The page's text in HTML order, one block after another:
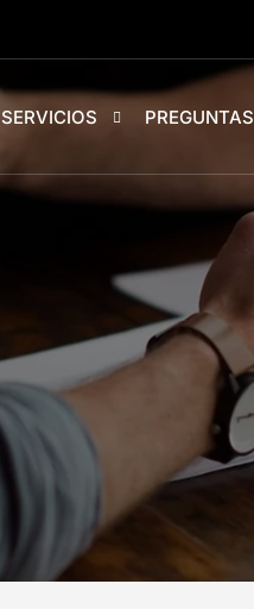
SERVICIOS
Taxi Montornes del Valles
Taxi Vilanova del Valles
Taxi Vallromanes
Taxi Lliça d’Amunt
Taxi Parets del Valles
Taxi Mollet del Valles
Taxi Santa Perpetua de Mogoda
Taxi La Llagosta